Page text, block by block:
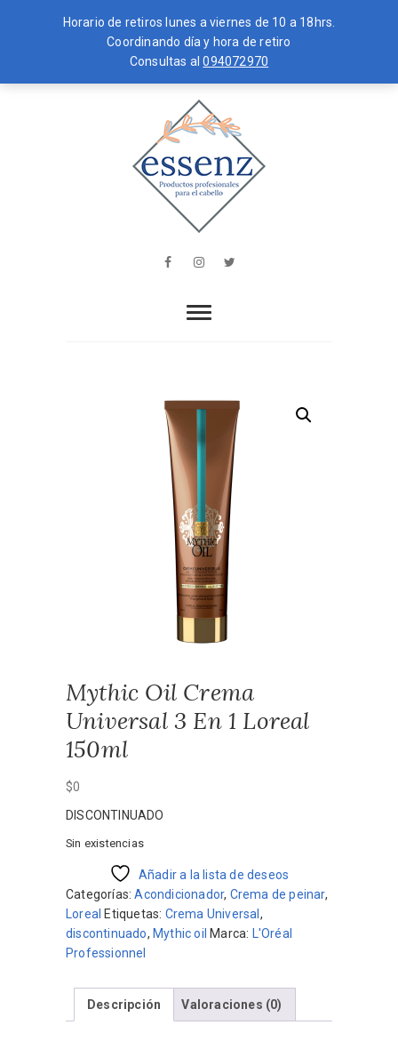
Horario de retiros lunes a viernes de 10 a 18hrs.
Coordinando día y hora de retiro
Consultas al094072970
to
essenz
EL CABELLO
FacebookInstagram
Mythic Oil Crema
Universal 3 En 1 Loreal
150ml
$0
DISCONTINUADO
Sin existencias
Añadir a la lista de deseos
Categorías:Acondicionador, Crema de peinar,
Loreal Etiquetas: Crema Universal ,
discontinuado, Mythic oil Marca:
L'Oréal
Professionnel
Descripción Valoraciones (0)